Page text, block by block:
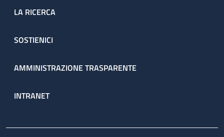
LA RICERCA
SOSTIENICI
AMMINISTRAZIONE TRASPARENTE
INTRANET